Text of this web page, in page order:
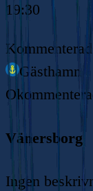
19:30
Kommenterad
Gästhamn
Vänersborg
Ingen